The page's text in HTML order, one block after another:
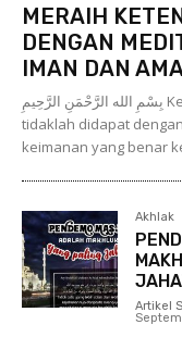
MERAIH
DENGAN
IMAN DAN
بِسْمِ الله الرَّحْمَنِ الرَّحِيمِ Ketenangan hati yang hakiki
tidaklah didapat
keimanan yang benar
Akhlak
Artikel